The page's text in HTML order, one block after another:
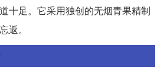
十足。它采用独创的无烟青果精制
返。